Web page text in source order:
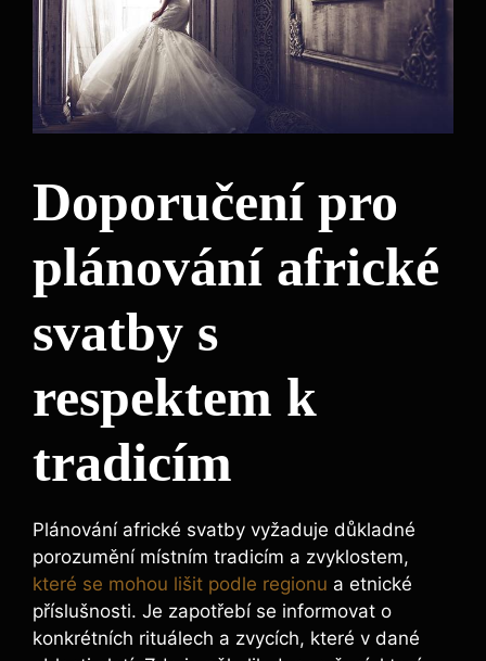
Doporučení pro
plánování africké
svatby s
respektem k
tradicím
Plánování africké svatby vyžaduje důkladné
porozumění místním tradicím a zvyklostem,
které se mohou lišit podle regionu a etnické
příslušnosti. Je zapotřebí se informovat o
konkrétních rituálech a zvycích, které v dané